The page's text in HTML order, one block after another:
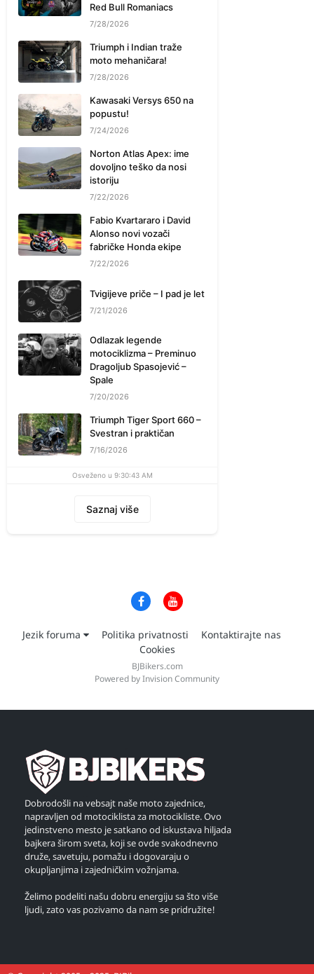
Red Bull Romaniacs
7/28/2026
Triumph i Indian traže
moto mehaničara!
7/28/2026
Kawasaki Versys 650 na
popustu!
7/24/2026
Norton Atlas Apex: ime
dovoljno teško da nosi
istoriju
7/22/2026
Fabio Kvartararo i David
Alonso novi vozači
fabričke Honda ekipe
7/22/2026
Tvigijeve priče – I pad je let
7/21/2026
Odlazak legende
motociklizma – Preminuo
Dragoljub Spasojević –
Spale
7/20/2026
Triumph Tiger Sport 660 –
Svestran i praktičan
7/16/2026
Osveženo u 9:30:43 AM
Saznaj više
Jezik foruma Politika privatnosti
Kontaktirajte nas
Cookies
BJBikers.com
Powered by Invision Community
Dobrodošli na vebsajt naše moto zajednice,
napravljen od motociklista za motocikliste. Ovo
jedinstveno mesto je satkano od iskustava hiljada
bajkera širom sveta, koji se ovde svakodnevno
druže, savetuju, pomažu i dogovaraju o
okupljanjima i zajedničkim vožnjama.
Želimo podeliti našu dobru energiju sa što više
ljudi, zato vas pozivamo da nam se pridružite!